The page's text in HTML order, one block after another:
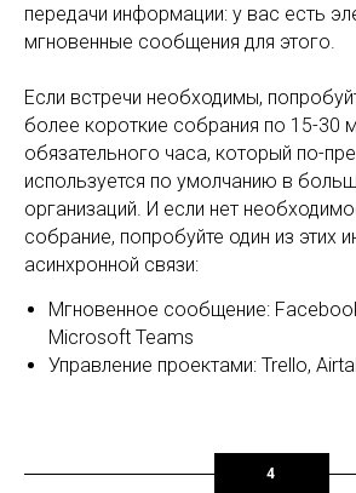
передачи информации: у вас есть
мгновенные сообщения для этого.
Если встречи необходимы,
более короткие собрания по 15-30
обязательного часа, который по-
используется по умолчанию в
организаций. И если нет
собрание, попробуйте один из этих
асинхронной связи:
Мгновенное сообщение:
Microsoft Teams
Управление проектами: Trello,
4